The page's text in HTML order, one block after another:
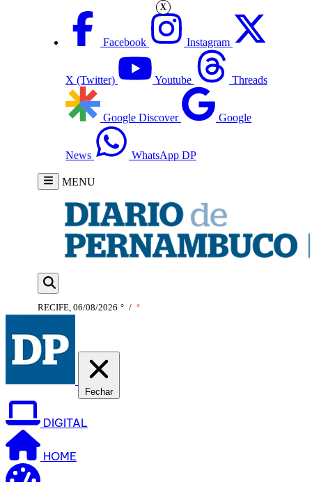
Facebook Instagram
X (Twitter) Youtube Threads
Google Discover Google
News WhatsApp DP
MENU
RECIFE, 06/08/2026 ° / °
Fechar
DIGITAL
HOME
X